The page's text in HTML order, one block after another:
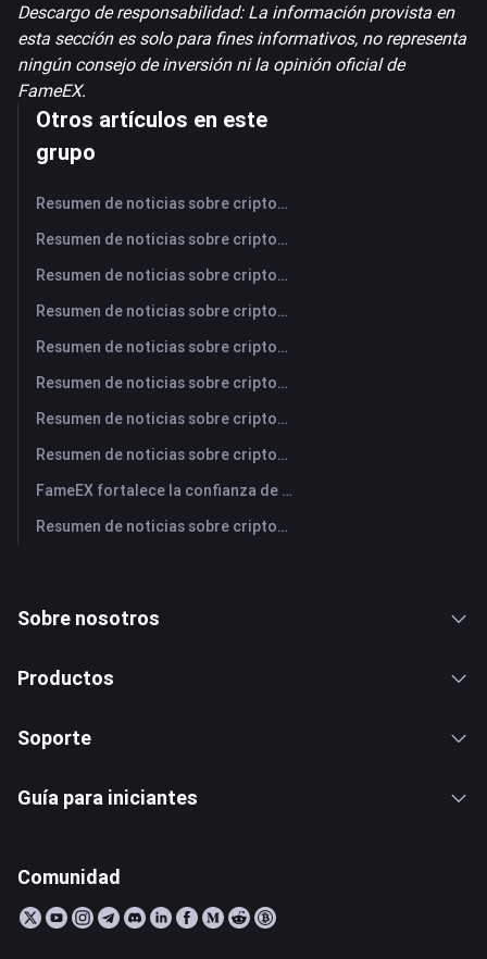
Descargo de responsabilidad: La información provista en
esta sección es solo para fines informativos, no representa
ningún consejo de inversión ni la opinión oficial de
FameEX.
Otros artículos en este
grupo
Resumen de noticias sobre criptomonedas de FameEX de hoy | 7 de agosto de 2026
Resumen de noticias sobre criptomonedas de FameEX de hoy | 6 de agosto de 2026
Resumen de noticias sobre criptomonedas de FameEX de hoy | 5 de agosto de 2026
Resumen de noticias sobre criptomonedas de FameEX de hoy | 4 de agosto de 2026
Resumen de noticias sobre criptomonedas de FameEX de hoy | 3 de agosto de 2026
Resumen de noticias sobre criptomonedas de FameEX de hoy | 31 de julio de 2026
Resumen de noticias sobre criptomonedas de FameEX de hoy | 30 de julio de 2026
Resumen de noticias sobre criptomonedas de FameEX de hoy | 29 de julio de 2026
FameEX fortalece la confianza de los usuarios a través de ocho años de operaciones estables y crecimiento global
Resumen de noticias sobre criptomonedas de FameEX de hoy | 28 de julio de 2026
Sobre nosotros
Productos
Soporte
Guía para iniciantes
Comunidad